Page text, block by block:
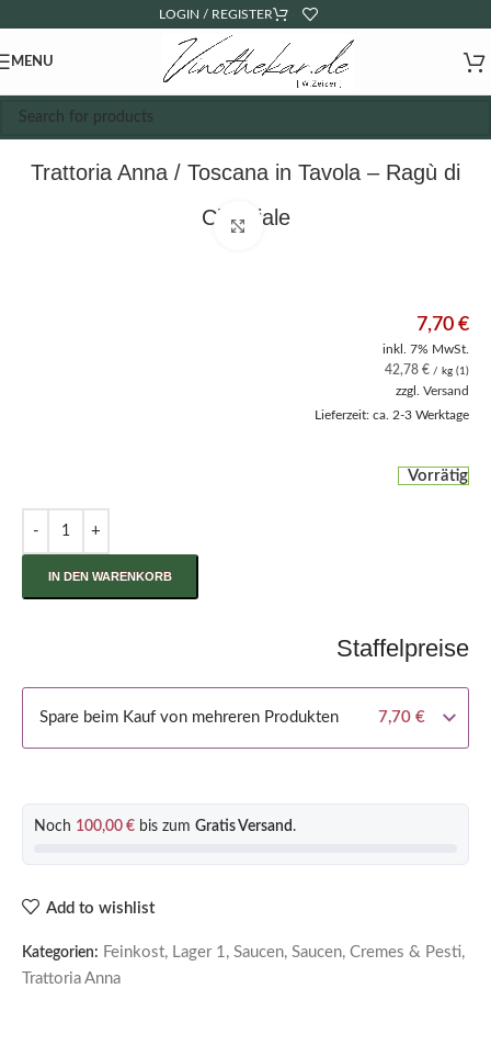
LOGIN / REGISTER
MENU
Trattoria Anna / Toscana in Tavola – Ragù di
CinghialeClick to enlarge
7,70 €
inkl. 7% MwSt.
42,78 € / kg (1)
zzgl. Versand
Lieferzeit: ca. 2-3 Werktage
Vorrätig
IN DEN WARENKORB
Staffelpreise
Spare beim Kauf von mehreren Produkten 7,70 €
Noch 100,00 € bis zum Gratis Versand .
Add to wishlist
Kategorien: Feinkost, Lager 1, Saucen, Saucen, Cremes & Pesti,
Trattoria Anna